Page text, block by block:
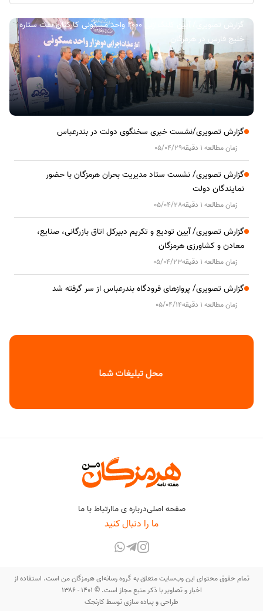
گزارش تصویری/ آیین کلنگ زنی ۲۰۰۰ واحد مسکونی کارکنان نفت ستاره
خلیج فارس در هرمزگان
گزارش تصویری/نشست خبری سخنگوی دولت در بندرعباس
زمان مطالعه 1 دقیقه 05/04/29
گزارش تصویری/ نشست ستاد مدیریت بحران هرمزگان با حضور
نمایندگان دولت
زمان مطالعه 1 دقیقه 05/04/28
گزارش تصویری/ آیین تودیع و تکریم دبیرکل اتاق بازرگانی، صنایع،
معادن و کشاورزی هرمزگان
زمان مطالعه 1 دقیقه 05/04/23
گزارش تصویری/ پروازهای فرودگاه بندرعباس از سر گرفته شد
زمان مطالعه 1 دقیقه 05/04/14
صفحه اصلیدرباره ی ماارتباط با ما
ما را دنبال کنید
تمام حقوق محتوای این وب‌سایت متعلق به گروه رسانه‌ای هرمزگان من است. استفاده از
اخبار و تصاویر با ذکر منبع مجاز است. © ۱۴۰۱ - ۱۳۸۶
طراحی و پیاده سازی توسطکارنجک